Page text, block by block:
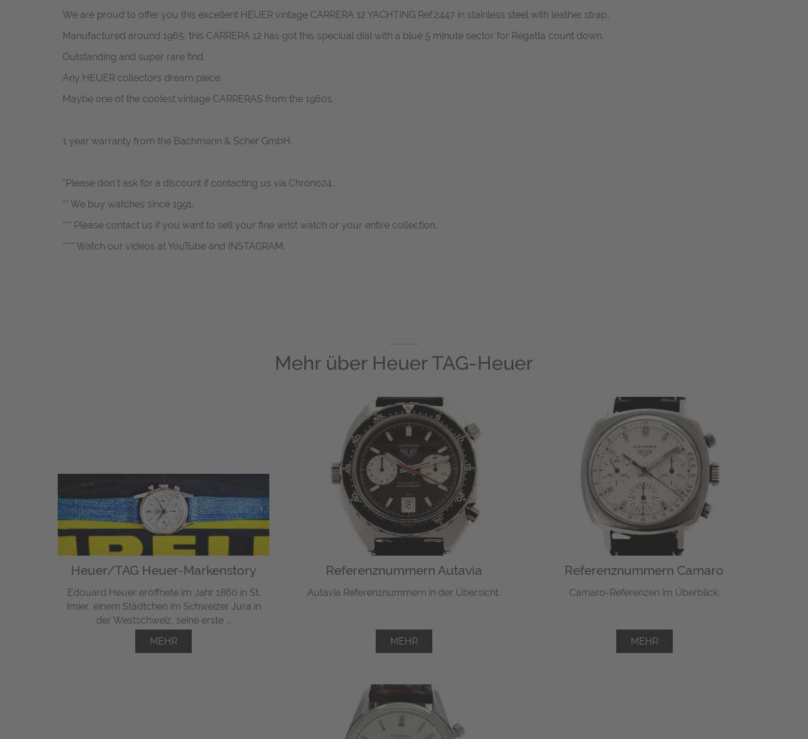
We are proud to offer you this excellent HEUER vintage CARRERA 12 YACHTING Ref.2447 in stainless steel with leather strap.
Manufactured around 1965, this CARRERA 12 has got this speciual dial with a blue 5 minute sector for Regatta count down.
Outstanding and super rare find.
Any HEUER collectors dream piece.
Maybe one of the coolest vintage CARRERAS from the 1960s.
1 year warranty from the Bachmann & Scher GmbH.
*Please don`t ask for a discount if contacting us via Chrono24.
** We buy watches since 1991.
*** Please contact us if you want to sell your fine wrist watch or your entire collection.
**** Watch our videos at YouTube and INSTAGRAM.
Mehr über Heuer TAG-Heuer
Heuer/TAG Heuer-Markenstory
Edouard Heuer eröffnete im Jahr 1860 in St.
Imier, einem Städtchen im Schweizer Jura in
der Westschweiz, seine erste ...
MEHR
Referenznummern Autavia
Autavia Referenznummern in der Übersicht.
MEHR
Referenznummern Camaro
Camaro-Referenzen im Überblick.
MEHR